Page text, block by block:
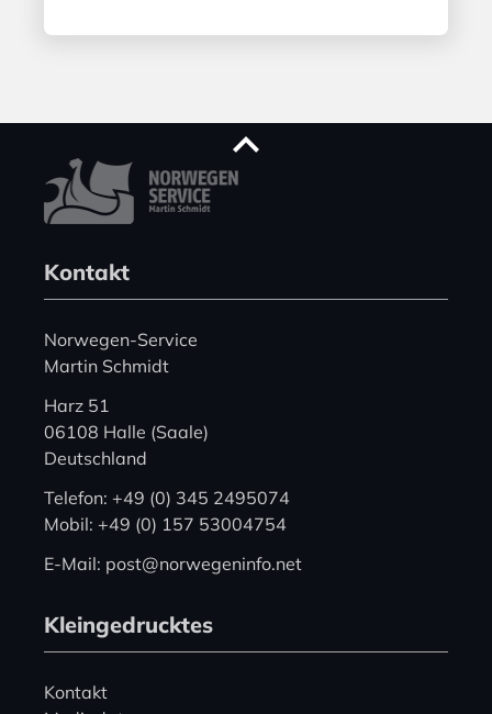
Kontakt
Norwegen-Service
Martin Schmidt
Harz 51
06108 Halle (Saale)
Deutschland
Telefon: +49 (0) 345 2495074
Mobil: +49 (0) 157 53004754
E-Mail: post@norwegeninfo.net
Kleingedrucktes
Kontakt